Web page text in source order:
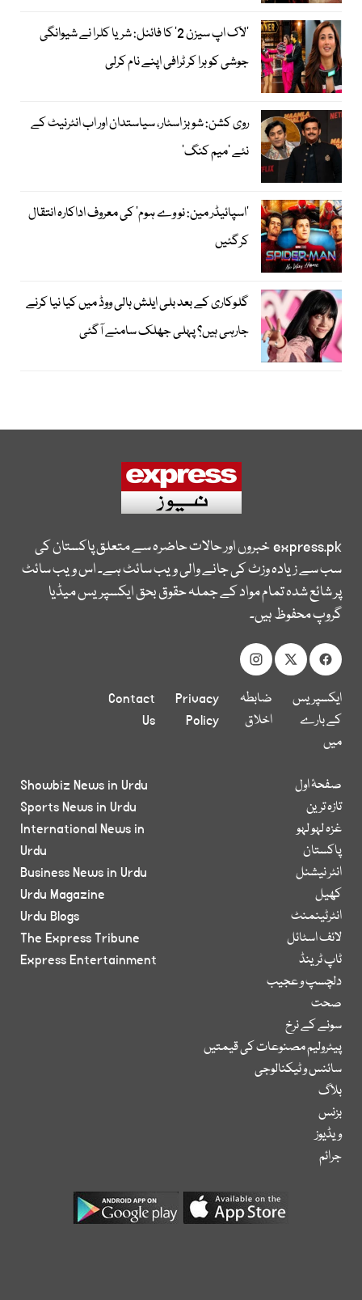
’لاک اپ سیزن 2‘ کا فائنل: شریا کلرا نے شیوانگی
جوشی کو ہرا کر ٹرافی اپنے نام کرلی
روی کشن: شوبز اسٹار، سیاستدان اور اب انٹرنیٹ کے
نئے ’میم کنگ‘
’اسپائیڈر مین: نو وے ہوم‘ کی معروف اداکارہ انتقال
کرگئیں
گلوکاری کے بعد بلی ایلش ہالی ووڈ میں کیا نیا کرنے
جارہی ہیں؟ پہلی جھلک سامنے آگئی
express.pkخبروں اور حالات حاضرہ سے متعلق پاکستان کی
سب سے زیادہ وزٹ کی جانے والی ویب سائٹ ہے۔ اس ویب سائٹ
پر شائع شدہ تمام مواد کے جملہ حقوق بحق ایکسپریس میڈیا
گروپ محفوظ ہیں۔
ایکسپریس
کے بارے
میں
ضابطہ
اخلاق
Privacy
Policy
Contact
Us
صفحۂ اول
تازہ ترین
غزہ لہو لہو
پاکستان
انٹر نیشنل
کھیل
انٹرٹینمنٹ
لائف اسٹائل
ٹاپ ٹرینڈ
دلچسپ و عجیب
صحت
سونے کے نرخ
پیٹرولیم مصنوعات کی قیمتیں
سائنس و ٹیکنالوجی
بلاگ
بزنس
ویڈیوز
جرائم
Showbiz News in Urdu
Sports News in Urdu
International News in
Urdu
Business News in Urdu
Urdu Magazine
Urdu Blogs
The Express Tribune
Express Entertainment